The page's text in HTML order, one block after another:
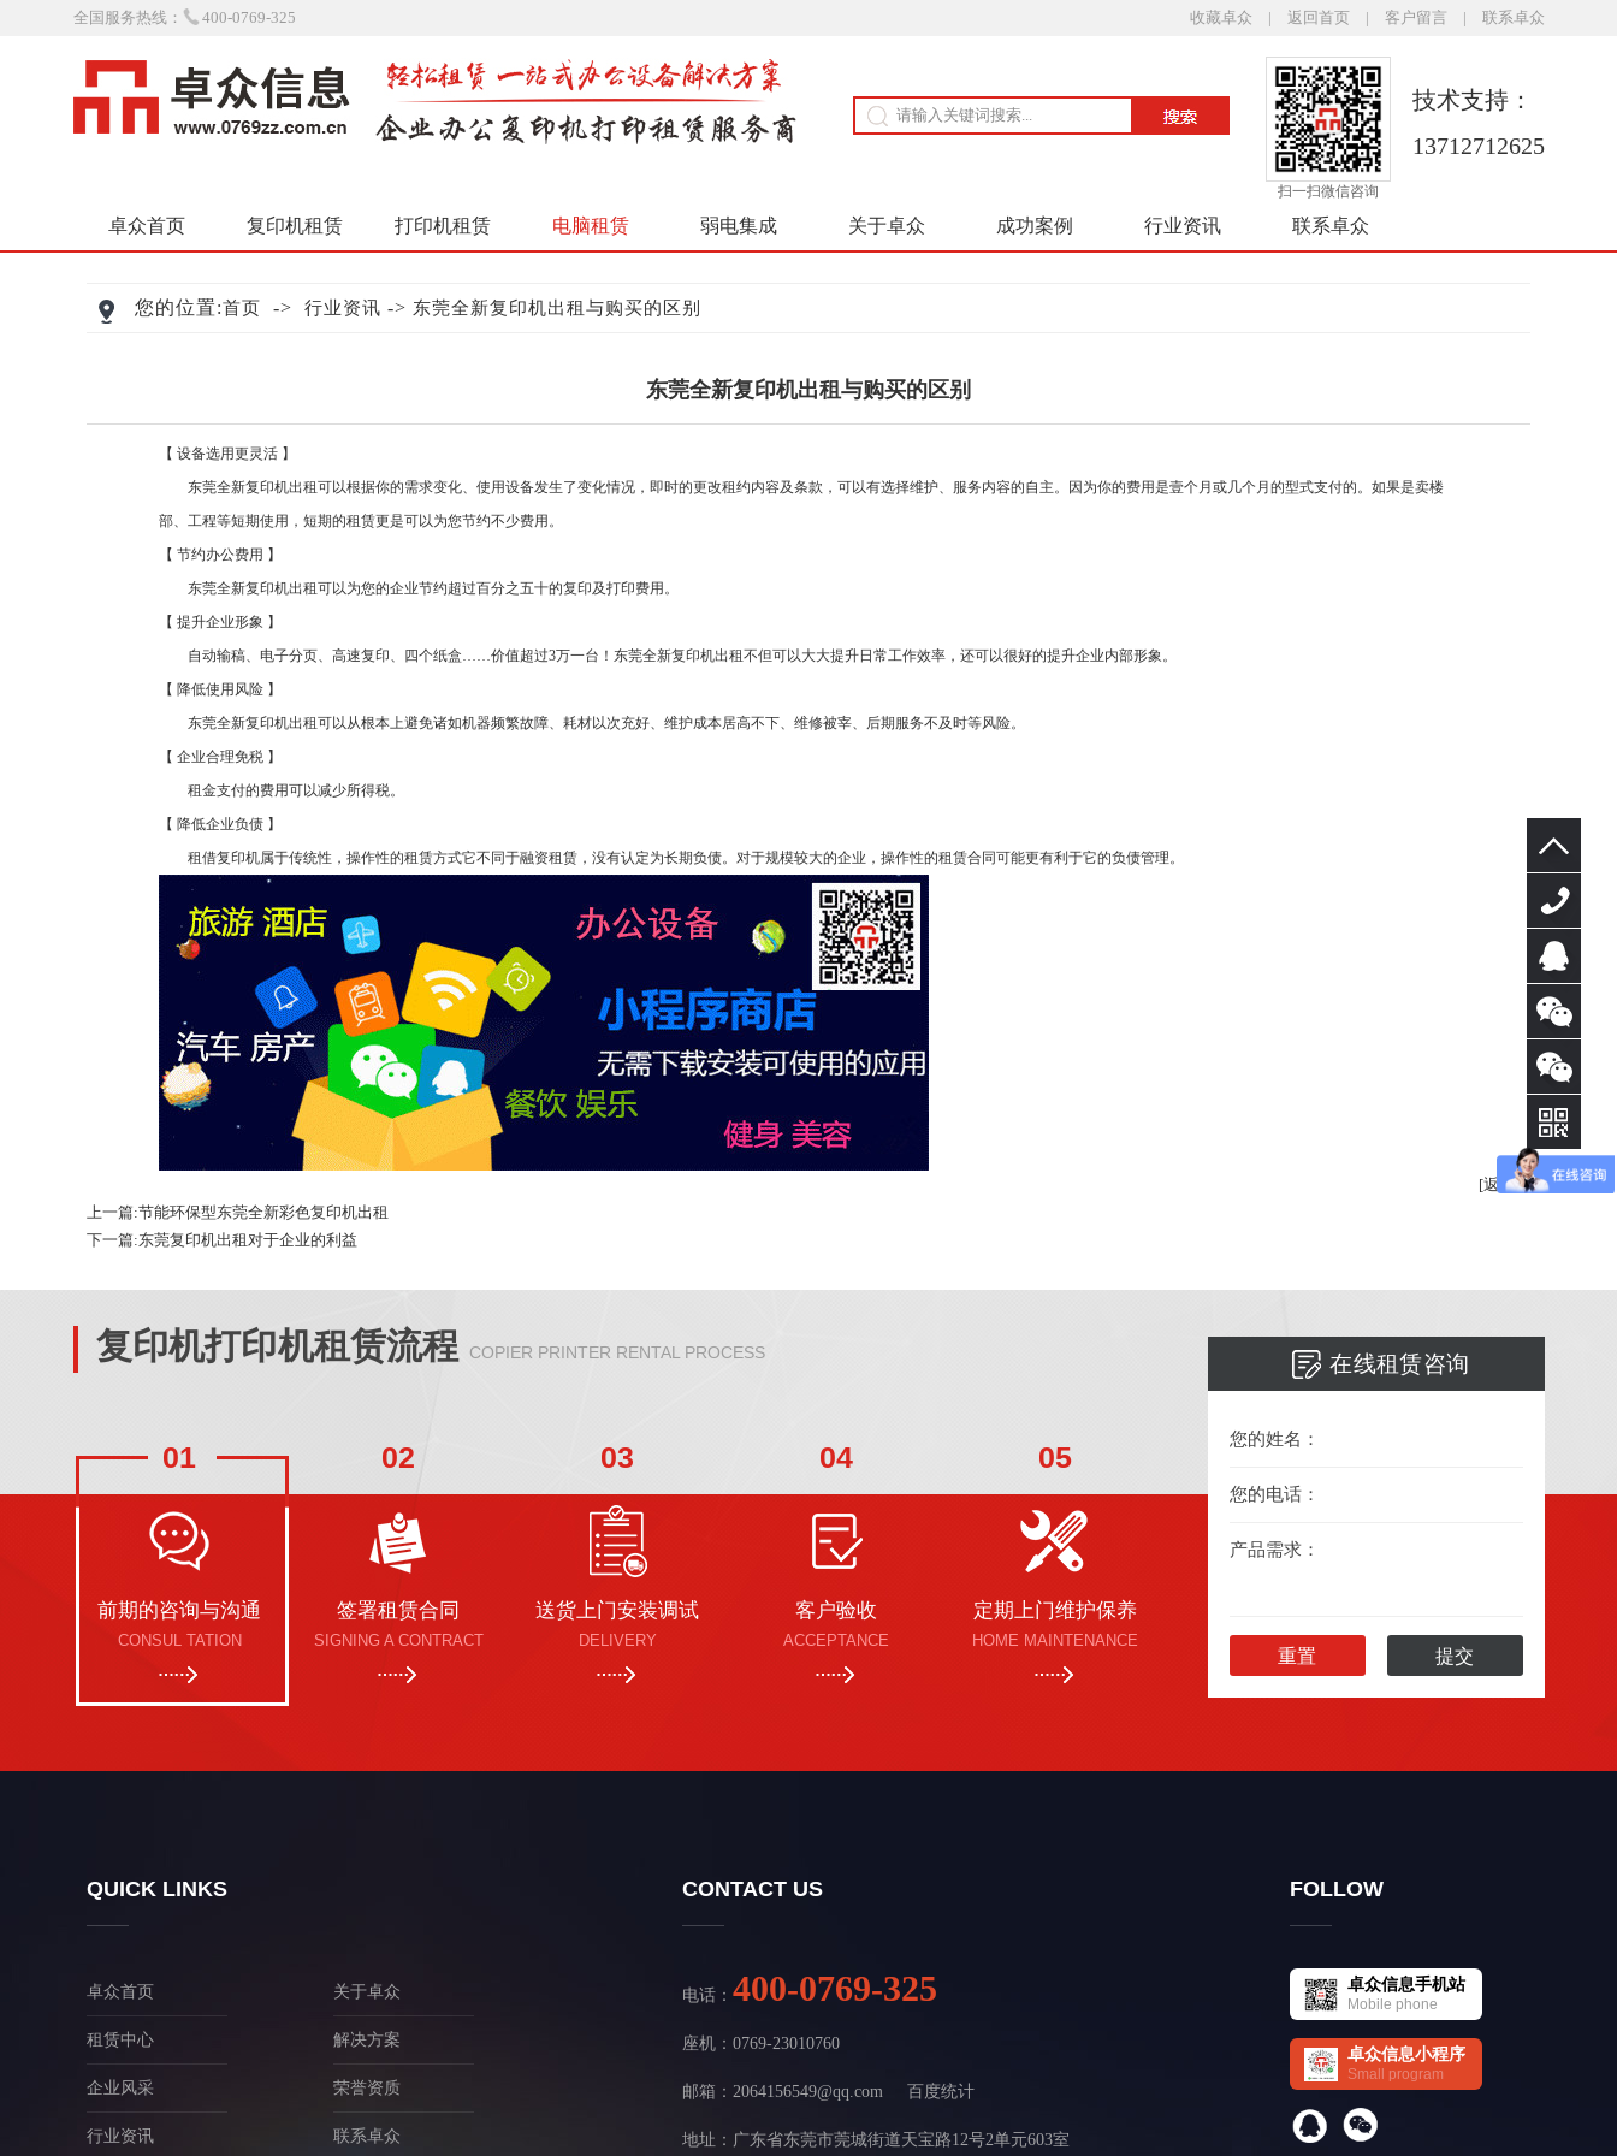
全国服务热线： 400-0769-325 收藏卓众 | 返回首页| 客户留言 | 联系卓众
扫一扫微信咨询
技术支持：
13712712625
卓众首页 复印机租赁 打印机租赁 电脑租赁 弱电集成 关于卓众 成功案例 行业资讯 联系卓众
您的位置:首页 -> 行业资讯 -> 东莞全新复印机出租与购买的区别
东莞全新复印机出租与购买的区别
【 设备选用更灵活 】
东莞全新复印机出租可以根据你的需求变化、使用设备发生了变化情况，即时的更改租约内容及条款，可以有选择维护、服务内容的自主。因为你的费用是壹个月或几个月的型式支付的。如果是卖楼
部、工程等短期使用，短期的租赁更是可以为您节约不少费用。
【 节约办公费用 】
东莞全新复印机出租可以为您的企业节约超过百分之五十的复印及打印费用。
【 提升企业形象 】
自动输稿、电子分页、高速复印、四个纸盒……价值超过3万一台！东莞全新复印机出租不但可以大大提升日常工作效率，还可以很好的提升企业内部形象。
【 降低使用风险 】
东莞全新复印机出租可以从根本上避免诸如机器频繁故障、耗材以次充好、维护成本居高不下、维修被宰、后期服务不及时等风险。
【 企业合理免税 】
租金支付的费用可以减少所得税。
【 降低企业负债 】
租借复印机属于传统性，操作性的租赁方式它不同于融资租赁，没有认定为长期负债。对于规模较大的企业，操作性的租赁合同可能更有利于它的负债管理。
[返回]
上一篇:节能环保型东莞全新彩色复印机出租
下一篇:东莞复印机出租对于企业的利益
复印机打印机租赁流程 COPIER PRINTER RENTAL PROCESS
01
前期的咨询与沟通
CONSUL TATION
02
签署租赁合同
SIGNING A CONTRACT
03
送货上门安装调试
DELIVERY
04
客户验收
ACCEPTANCE
05
定期上门维护保养
HOME MAINTENANCE
在线租赁咨询
您的姓名：
您的电话：
产品需求：
QUICK LINKS
卓众首页 关于卓众
租赁中心 解决方案
企业风采 荣誉资质
行业资讯 联系卓众
CONTACT US
电话： 400-0769-325
座机：0769-23010760
邮箱：2064156549@qq.com 百度统计
地址：广东省东莞市莞城街道天宝路12号2单元603室
FOLLOW
卓众信息手机站
Mobile phone
卓众信息小程序
Small program
400-
0769-
325
在线
咨询